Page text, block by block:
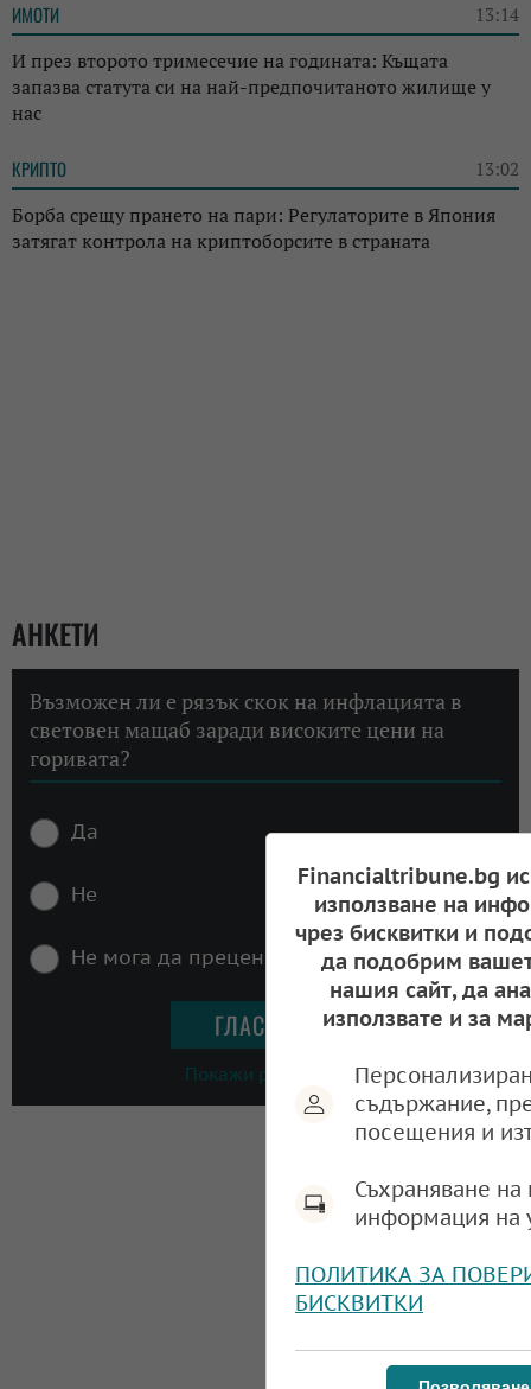
ИМОТИ 13:14
И през второто тримесечие на годината: Къщата
запазва статута си на най-предпочитаното жилище у
нас
КРИПТО 13:02
Борба срещу прането на пари: Регулаторите в Япония
затягат контрола на криптоборсите в страната
АНКЕТИ
Възможен ли е рязък скок на инфлацията в
световен мащаб заради високите цени на
горивата?
Да
Не
Не мога да преценя
Покажи резултати
Financialtribune.bg
използване на
чрез бисквитки и
да подобрим
нашия сайт, да
използвате и за
съдържание,
посещения и
Съхраняване
информация на
ПОЛИТИКА ЗА
БИСКВИТКИ